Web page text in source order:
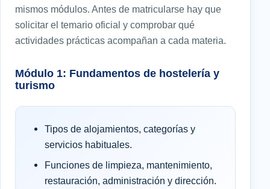
mismos módulos. Antes de matricularse hay que
solicitar el temario oficial y comprobar qué
actividades prácticas acompañan a cada materia.
Módulo 1: Fundamentos de hostelería y
turismo
Tipos de alojamientos, categorías y
servicios habituales.
Funciones de limpieza, mantenimiento,
restauración, administración y dirección.